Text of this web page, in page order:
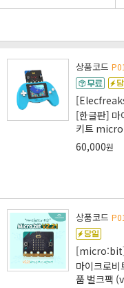
상품코드
[한글판] 마
키트
60,000원
상품코드
마이크로
품 벌크팩